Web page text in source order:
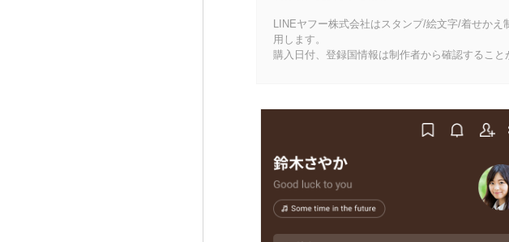
LINEヤフー株式会社はスタンプ/絵文字/着せか
用します。
購入日付、登録国情報は制作者から確認するこ